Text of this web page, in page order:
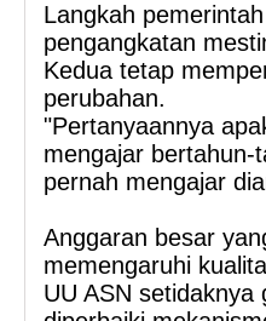
Langkah
pengangkatan
Kedua tetap
perubahan.
"Pertanyaannya
mengajar bertahun-
pernah mengajar
Anggaran besar
memengaruhi
UU ASN